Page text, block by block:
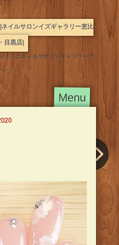
イルサロンイズギャラリー恵比
目黒店|
イズのネイルデザインギャラリーで
す。
Main
Skip
to
Menu